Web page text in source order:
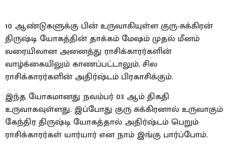
10 ஆண்டுகளுக்கு பின் உருவாகியுள்ள குரு-சுக்கிரன்
திருஷ்டி யோகத்தின் தாக்கம் மேஷம் முதல் மீனம்
வரையிலான அனைத்து ராசிக்காரர்களின்
வாழ்க்கையிலும் காணப்பட்டாலும், சில
ராசிக்காரர்களின் அதிர்ஷ்டம் பிரகாசிக்கும்.
இந்த யோகமானது நவம்பர் 03 ஆம் திகதி
உருவாகவுள்ளது. இப்போது குரு சுக்கிரனால் உருவாகும்
கேந்திர திருஷ்டி யோகத்தால் அதிர்ஷ்டம் பெறும்
ராசிக்காரர்கள் யார்யார் என நாம் இங்கு பார்ப்போம்.